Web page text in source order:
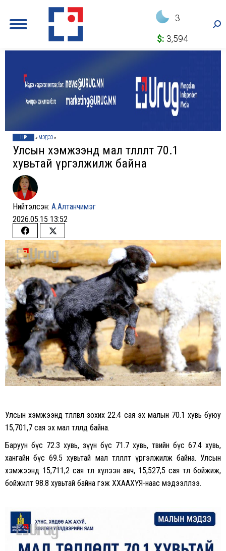
3
$: 3,594
НҮҮР » МЭДЭЭ»
Улсын хэмжээнд мал төллөлт 70.1
хувьтай үргэлжилж байна
Нийтэлсэн: А.Алтанчимэг
2026.05.15 13:52
Share
on
Facebook
Share
on
Twitter
Улсын хэмжээнд төллөвөл зохих 22.4 сая эх малын 70.1 хувь буюу
15,701,7 сая эх мал төллөөд байна.
Баруун бүс 72.3 хувь, зүүн бүс 71.7 хувь, төвийн бүс 67.4 хувь,
хангайн бүс 69.5 хувьтай мал төллөлт үргэлжилж байна. Улсын
хэмжээнд 15,711,2 сая төл хүлээн авч, 15,527,5 сая төл бойжиж,
бойжилт 98.8 хувьтай байна гэж ХХААХҮЯ-наас мэдээллээ.